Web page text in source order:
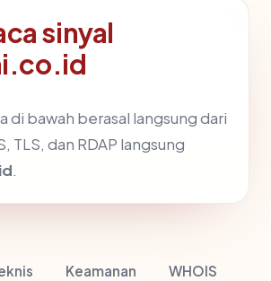
sinyal
di bawah berasal langsung dari
TLS, dan RDAP langsung
.
Keamanan WHOIS